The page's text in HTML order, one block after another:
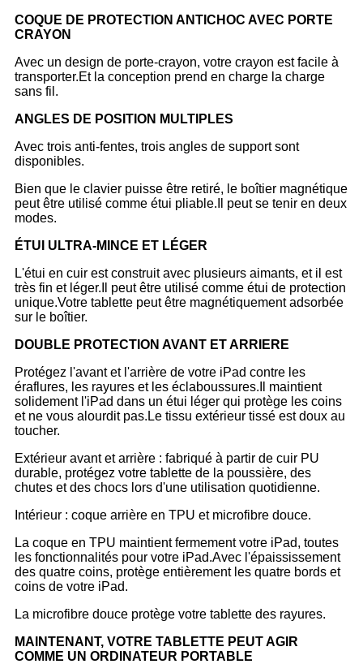
COQUE DE PROTECTION ANTICHOC AVEC PORTE
CRAYON
Avec un design de porte-crayon, votre crayon est facile à
transporter.Et la conception prend en charge la charge
sans fil.
ANGLES DE POSITION MULTIPLES
Avec trois anti-fentes, trois angles de support sont
disponibles.
Bien que le clavier puisse être retiré, le boîtier magnétique
peut être utilisé comme étui pliable.Il peut se tenir en deux
modes.
ÉTUI ULTRA-MINCE ET LÉGER
L'étui en cuir est construit avec plusieurs aimants, et il est
très fin et léger.Il peut être utilisé comme étui de protection
unique.Votre tablette peut être magnétiquement adsorbée
sur le boîtier.
DOUBLE PROTECTION AVANT ET ARRIERE
Protégez l'avant et l'arrière de votre iPad contre les
éraflures, les rayures et les éclaboussures.Il maintient
solidement l'iPad dans un étui léger qui protège les coins
et ne vous alourdit pas.Le tissu extérieur tissé est doux au
toucher.
Extérieur avant et arrière : fabriqué à partir de cuir PU
durable, protégez votre tablette de la poussière, des
chutes et des chocs lors d'une utilisation quotidienne.
Intérieur : coque arrière en TPU et microfibre douce.
La coque en TPU maintient fermement votre iPad, toutes
les fonctionnalités pour votre iPad.Avec l'épaississement
des quatre coins, protège entièrement les quatre bords et
coins de votre iPad.
La microfibre douce protège votre tablette des rayures.
MAINTENANT, VOTRE TABLETTE PEUT AGIR
COMME UN ORDINATEUR PORTABLE